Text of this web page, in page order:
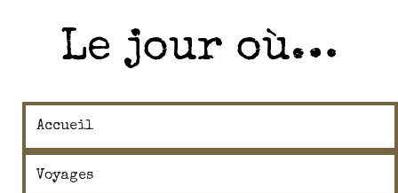
Le jour où…
Accueil
Voyages